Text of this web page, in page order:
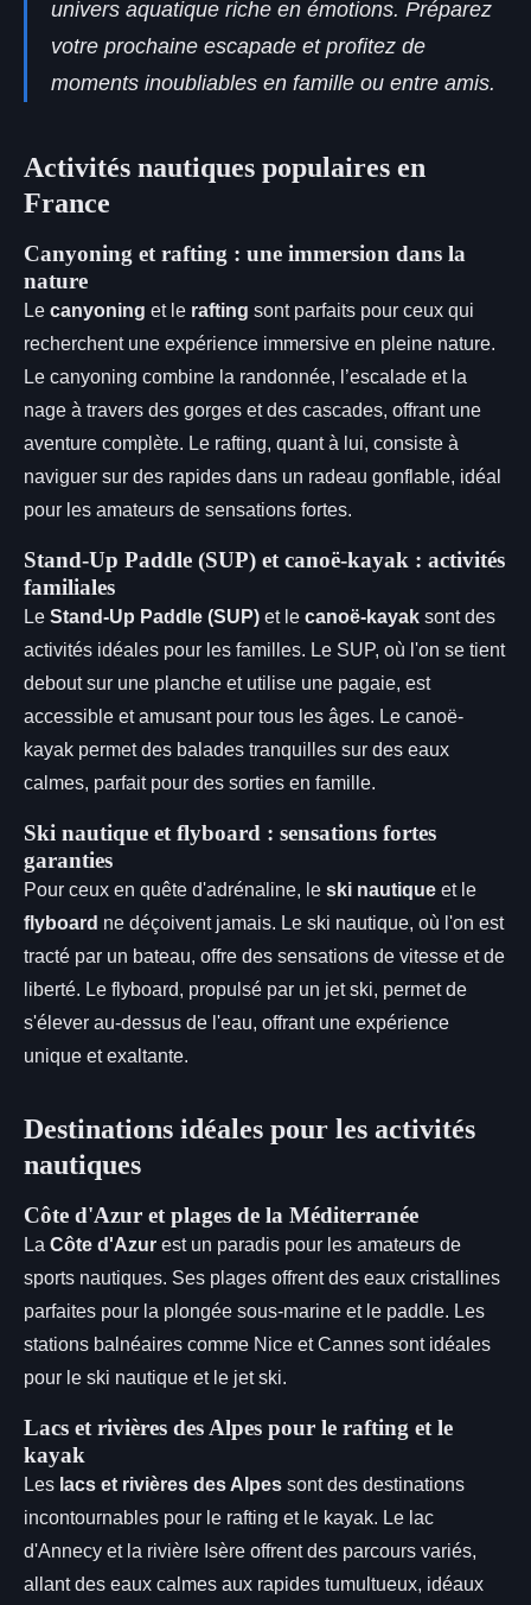
univers aquatique riche en émotions. Préparez
votre prochaine escapade et profitez de
moments inoubliables en famille ou entre amis.
Activités nautiques populaires en
France
Canyoning et rafting : une immersion dans la
nature
Le canyoning et le rafting sont parfaits pour ceux qui
recherchent une expérience immersive en pleine nature.
Le canyoning combine la randonnée, l’escalade et la
nage à travers des gorges et des cascades, offrant une
aventure complète. Le rafting, quant à lui, consiste à
naviguer sur des rapides dans un radeau gonflable, idéal
pour les amateurs de sensations fortes.
Stand-Up Paddle (SUP) et canoë-kayak : activités
familiales
Le Stand-Up Paddle (SUP) et le canoë-kayak sont des
activités idéales pour les familles. Le SUP, où l'on se tient
debout sur une planche et utilise une pagaie, est
accessible et amusant pour tous les âges. Le canoë-
kayak permet des balades tranquilles sur des eaux
calmes, parfait pour des sorties en famille.
Ski nautique et flyboard : sensations fortes
garanties
Pour ceux en quête d'adrénaline, le ski nautique et le
flyboard ne déçoivent jamais. Le ski nautique, où l'on est
tracté par un bateau, offre des sensations de vitesse et de
liberté. Le flyboard, propulsé par un jet ski, permet de
s'élever au-dessus de l'eau, offrant une expérience
unique et exaltante.
Destinations idéales pour les activités
nautiques
Côte d'Azur et plages de la Méditerranée
La Côte d'Azur est un paradis pour les amateurs de
sports nautiques. Ses plages offrent des eaux cristallines
parfaites pour la plongée sous-marine et le paddle. Les
stations balnéaires comme Nice et Cannes sont idéales
pour le ski nautique et le jet ski.
Lacs et rivières des Alpes pour le rafting et le
kayak
Les lacs et rivières des Alpes sont des destinations
incontournables pour le rafting et le kayak. Le lac
d'Annecy et la rivière Isère offrent des parcours variés,
allant des eaux calmes aux rapides tumultueux, idéaux